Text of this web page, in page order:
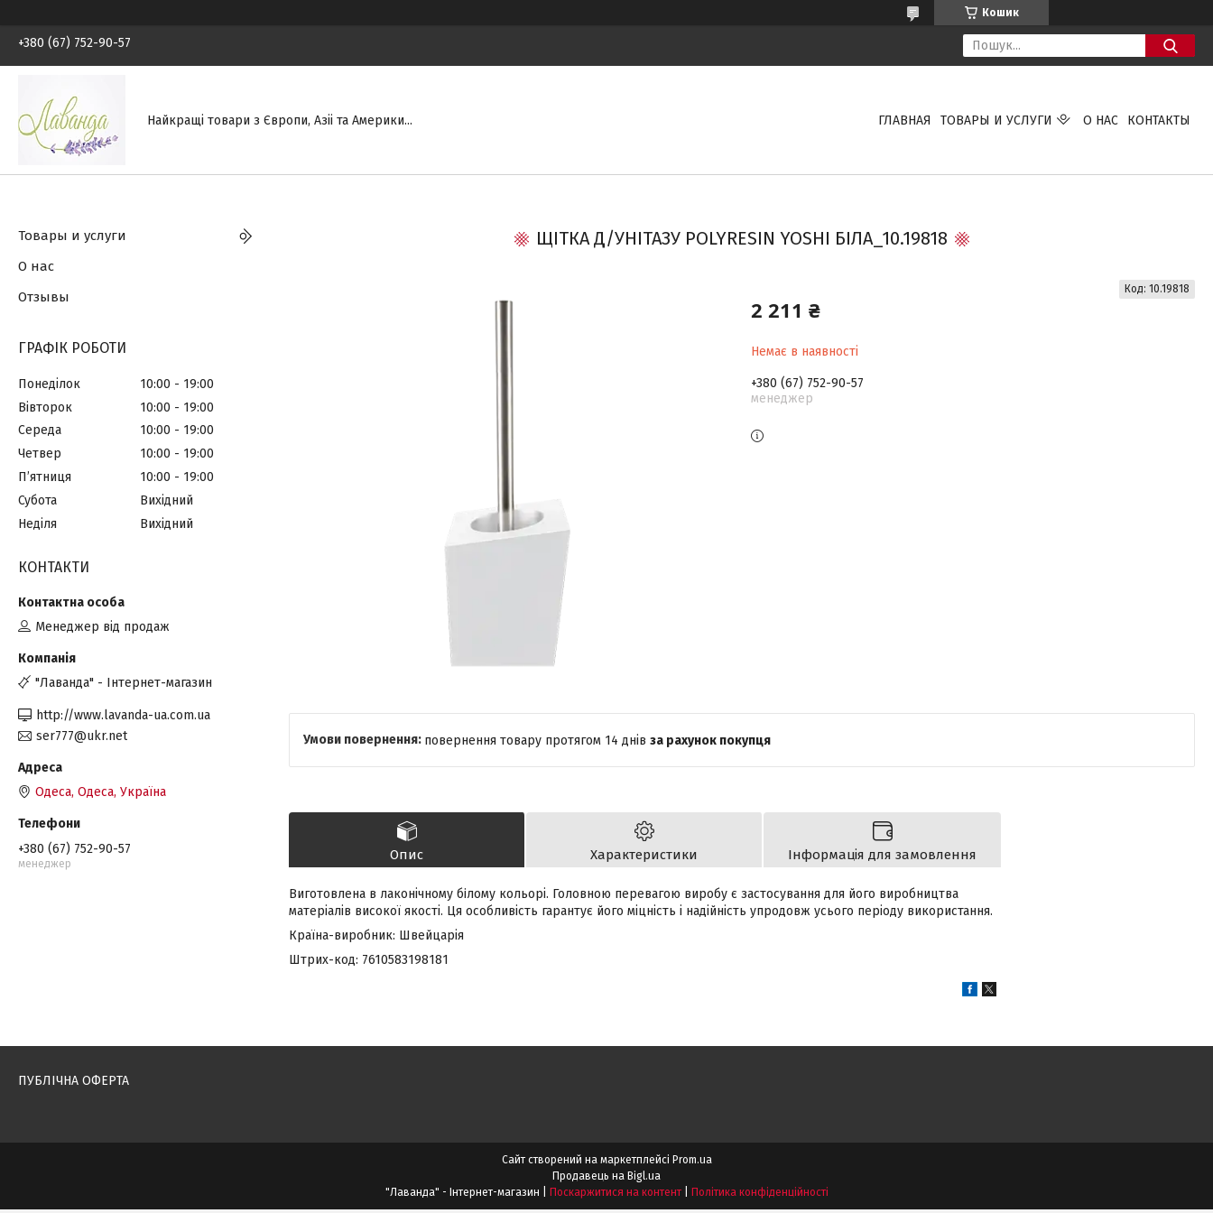
Кошик
+380 (67) 752-90-57
Найкращі товари з Європи, Азіі та Америки... ГЛАВНАЯ ТОВАРЫ И УСЛУГИ О НАС КОНТАКТЫ
ЩІТКА Д/УНІТАЗУ POLYRESIN YOSHI БІЛА_10.19818
2 211 ₴
Немає в наявності
Код: 10.19818
+380 (67) 752-90-57
менеджер
повернення товару протягом 14 днів за рахунок покупця
Опис Характеристики Інформація для замовлення
Виготовлена в лаконічному бiлому кольорі. Головною перевагою виробу є застосування для його виробництва
матеріалів високої якості. Ця особливість гарантує його міцність і надійність упродовж усього періоду використання.
Країна-виробник: Швейцарія
Штрих-код: 7610583198181
Товары и услуги
О нас
Отзывы
ГРАФІК РОБОТИ
Понеділок 10:00
19:00
Вівторок
10:00
19:00
Середа
10:00
19:00
Четвер
10:00
19:00
Пʼятниця
10:00
19:00
Субота
Вихідний
Неділя
Вихідний
КОНТАКТИ
Менеджер від продаж
"Лаванда" - Інтернет-магазин
http://www.lavanda-ua.com.ua
ser777@ukr.net
Одеса, Одеса, Україна
+380 (67) 752-90-57
менеджер
ПУБЛІЧНА ОФЕРТА
Сайт створений на маркетплейсі Prom.ua
Продавець на Bigl.ua
Поскаржитися на контент Політика конфіденційності